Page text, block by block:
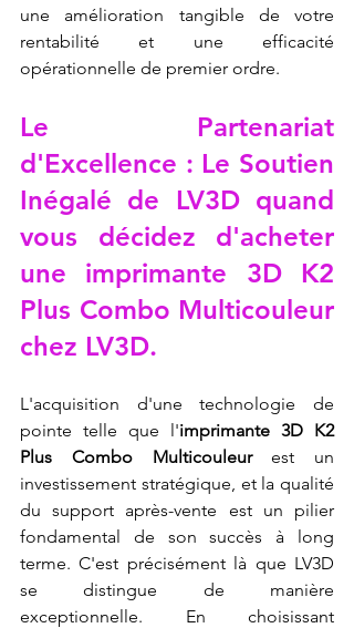
une amélioration tangible de votre
rentabilité et une efficacité
opérationnelle de premier ordre.
Le Partenariat
d'Excellence : Le Soutien
Inégalé de LV3D quand
vous décidez d'acheter
une imprimante 3D K2
Plus Combo Multicouleur
chez LV3D.
L'acquisition d'une technologie de
pointe telle que l'imprimante 3D K2
Plus Combo Multicouleur est un
investissement stratégique, et la qualité
du support après-vente est un pilier
fondamental de son succès à long
terme. C'est précisément là que LV3D
se distingue de manière
exceptionnelle. En choisissant